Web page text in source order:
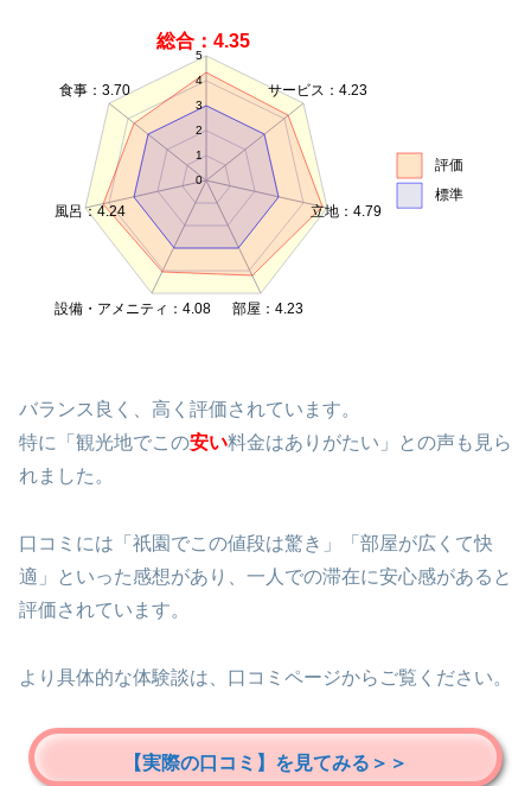
0
1
2
3
4
5
総合：4.35
サービス：4.23
立地：4.79
部屋：4.23
設備・アメニティ：4.08
風呂：4.24
食事：3.70
評価
標準
バランス良く、高く評価されています。
特に「観光地でこの安い料金はありがたい」との声も見ら
れました。
口コミには「祇園でこの値段は驚き」「部屋が広くて快
適」といった感想があり、一人での滞在に安心感があると
評価されています。
より具体的な体験談は、口コミページからご覧ください。
【実際の口コミ】を見てみる＞＞